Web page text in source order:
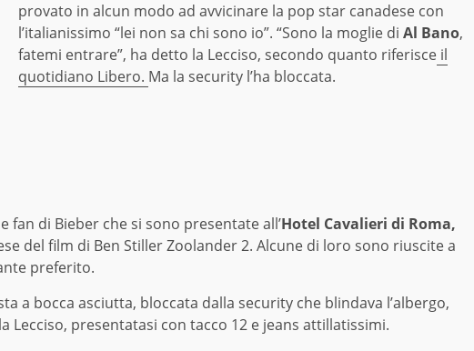
provato in alcun modo ad avvicinare la pop star canadese con
l’italianissimo “lei non sa chi sono io”. “Sono la moglie di Al Bano,
fatemi entrare”, ha detto la Lecciso, secondo quanto riferisce il
quotidiano Libero. Ma la security l’ha bloccata.
fan di Bieber che si sono presentate all’Hotel Cavalieri di Roma,
del film di Ben Stiller Zoolander 2. Alcune di loro sono riuscite a
preferito.
a bocca asciutta, bloccata dalla security che blindava l’albergo,
Lecciso, presentatasi con tacco 12 e jeans attillatissimi.